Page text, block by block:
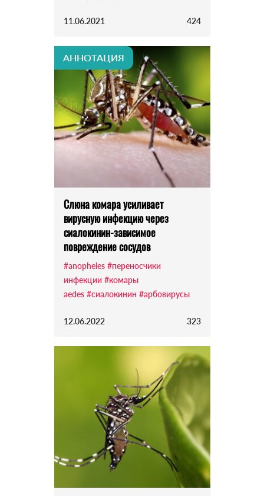
11.06.2021 424
АННОТАЦИЯ
Слюна комара усиливает
вирусную инфекцию через
сиалокинин-зависимое
повреждение сосудов
#anopheles #переносчики
инфекции #комары
aedes #сиалокинин #арбовирусы
12.06.2022 323